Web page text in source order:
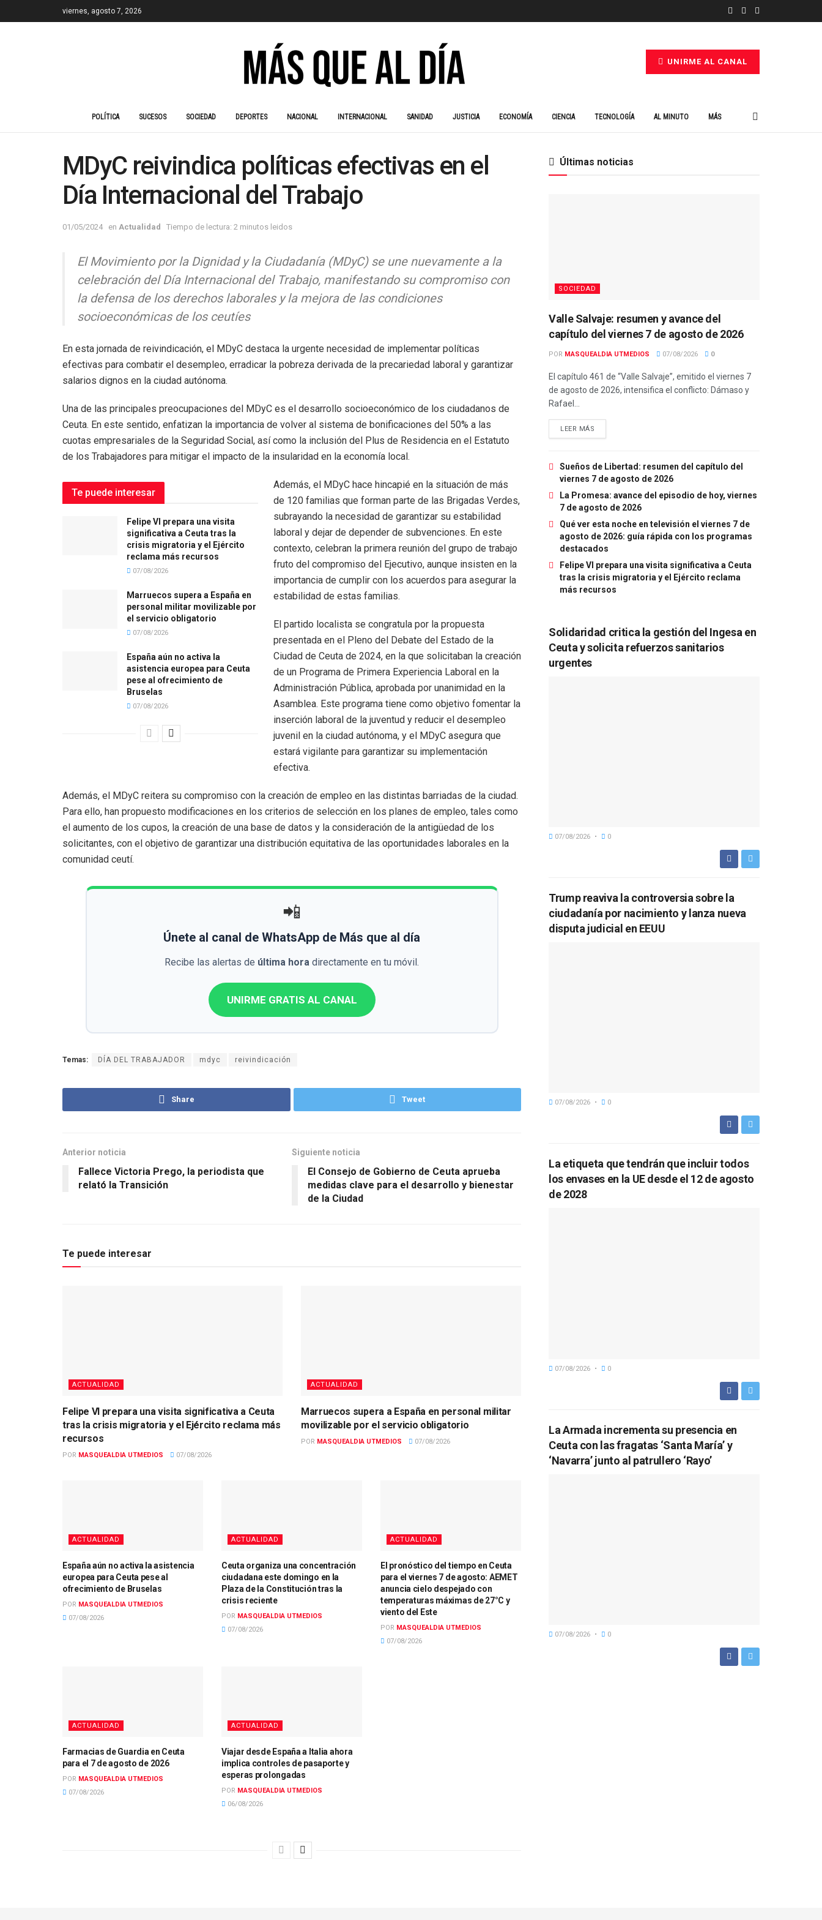
viernes, agosto 7, 2026
UNIRME AL CANAL
POLÍTICA SUCESOS SOCIEDAD DEPORTES NACIONAL INTERNACIONAL SANIDAD JUSTICIA ECONOMÍA CIENCIA TECNOLOGÍA AL MINUTO MÁS
MDyC reivindica políticas efectivas en el
Día Internacional del Trabajo
01/05/2024 en Actualidad Tiempo de lectura: 2 minutos leidos
El Movimiento por la Dignidad y la Ciudadanía (MDyC) se une nuevamente a la
celebración del Día Internacional del Trabajo, manifestando su compromiso con
la defensa de los derechos laborales y la mejora de las condiciones
socioeconómicas de los ceutíes
En esta jornada de reivindicación, el MDyC destaca la urgente necesidad de implementar políticas
efectivas para combatir el desempleo, erradicar la pobreza derivada de la precariedad laboral y garantizar
salarios dignos en la ciudad autónoma.
Una de las principales preocupaciones del MDyC es el desarrollo socioeconómico de los ciudadanos de
Ceuta. En este sentido, enfatizan la importancia de volver al sistema de bonificaciones del 50% a las
cuotas empresariales de la Seguridad Social, así como la inclusión del Plus de Residencia en el Estatuto
de los Trabajadores para mitigar el impacto de la insularidad en la economía local.
Te puede interesar
Felipe VI prepara una visita
significativa a Ceuta tras la
crisis migratoria y el Ejército
reclama más recursos
07/08/2026
Marruecos supera a España en
personal militar movilizable por
el servicio obligatorio
07/08/2026
España aún no activa la
asistencia europea para Ceuta
pese al ofrecimiento de
Bruselas
07/08/2026
Además, el MDyC hace hincapié en la situación de más
de 120 familias que forman parte de las Brigadas Verdes,
subrayando la necesidad de garantizar su estabilidad
laboral y dejar de depender de subvenciones. En este
contexto, celebran la primera reunión del grupo de trabajo
fruto del compromiso del Ejecutivo, aunque insisten en la
importancia de cumplir con los acuerdos para asegurar la
estabilidad de estas familias.
El partido localista se congratula por la propuesta
presentada en el Pleno del Debate del Estado de la
Ciudad de Ceuta de 2024, en la que solicitaban la creación
de un Programa de Primera Experiencia Laboral en la
Administración Pública, aprobada por unanimidad en la
Asamblea. Este programa tiene como objetivo fomentar la
inserción laboral de la juventud y reducir el desempleo
juvenil en la ciudad autónoma, y el MDyC asegura que
estará vigilante para garantizar su implementación
efectiva.
Además, el MDyC reitera su compromiso con la creación de empleo en las distintas barriadas de la ciudad.
Para ello, han propuesto modificaciones en los criterios de selección en los planes de empleo, tales como
el aumento de los cupos, la creación de una base de datos y la consideración de la antigüedad de los
solicitantes, con el objetivo de garantizar una distribución equitativa de las oportunidades laborales en la
comunidad ceutí.
📲
Únete al canal de WhatsApp de Más que al día
Recibe las alertas de última hora directamente en tu móvil.
UNIRME GRATIS AL CANAL
Temas: DÍA DEL TRABAJADOR mdyc reivindicación
Share Tweet
Anterior noticia
Fallece Victoria Prego, la periodista que
relató la Transición
Siguiente noticia
El Consejo de Gobierno de Ceuta aprueba
medidas clave para el desarrollo y bienestar
de la Ciudad
Te puede interesar
ACTUALIDAD
Felipe VI prepara una visita significativa a Ceuta
tras la crisis migratoria y el Ejército reclama más
recursos
POR MASQUEALDIA UTMEDIOS 07/08/2026
ACTUALIDAD
Marruecos supera a España en personal militar
movilizable por el servicio obligatorio
POR MASQUEALDIA UTMEDIOS 07/08/2026
ACTUALIDAD
España aún no activa la asistencia
europea para Ceuta pese al
ofrecimiento de Bruselas
POR MASQUEALDIA UTMEDIOS
07/08/2026
ACTUALIDAD
Ceuta organiza una concentración
ciudadana este domingo en la
Plaza de la Constitución tras la
crisis reciente
POR MASQUEALDIA UTMEDIOS
07/08/2026
ACTUALIDAD
El pronóstico del tiempo en Ceuta
para el viernes 7 de agosto: AEMET
anuncia cielo despejado con
temperaturas máximas de 27°C y
viento del Este
POR MASQUEALDIA UTMEDIOS
07/08/2026
ACTUALIDAD
Farmacias de Guardia en Ceuta
para el 7 de agosto de 2026
POR MASQUEALDIA UTMEDIOS
07/08/2026
ACTUALIDAD
Viajar desde España a Italia ahora
implica controles de pasaporte y
esperas prolongadas
POR MASQUEALDIA UTMEDIOS
06/08/2026
Últimas noticias
SOCIEDAD
Valle Salvaje: resumen y avance del
capítulo del viernes 7 de agosto de 2026
POR MASQUEALDIA UTMEDIOS 07/08/2026 0
El capítulo 461 de “Valle Salvaje”, emitido el viernes 7
de agosto de 2026, intensifica el conflicto: Dámaso y
Rafael...
LEER MÁS
Sueños de Libertad: resumen del capítulo del
viernes 7 de agosto de 2026
La Promesa: avance del episodio de hoy, viernes
7 de agosto de 2026
Qué ver esta noche en televisión el viernes 7 de
agosto de 2026: guía rápida con los programas
destacados
Felipe VI prepara una visita significativa a Ceuta
tras la crisis migratoria y el Ejército reclama
más recursos
Solidaridad critica la gestión del Ingesa en
Ceuta y solicita refuerzos sanitarios
urgentes
07/08/2026 0
Trump reaviva la controversia sobre la
ciudadanía por nacimiento y lanza nueva
disputa judicial en EEUU
07/08/2026 0
La etiqueta que tendrán que incluir todos
los envases en la UE desde el 12 de agosto
de 2028
07/08/2026 0
La Armada incrementa su presencia en
Ceuta con las fragatas ‘Santa María’ y
‘Navarra’ junto al patrullero ‘Rayo’
07/08/2026 0